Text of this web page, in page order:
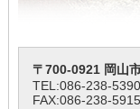
〒700-0921 岡山
TEL:086-238-5390
FAX:086-238-5915